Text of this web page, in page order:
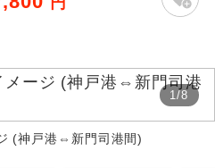
1/8
(神戸港⇔新門司港間)
ポットに立ち寄るコースです。
にも宿泊するコースです。